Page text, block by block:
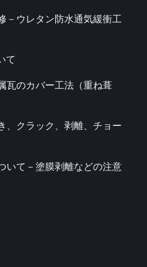
－ウレタン防水通気緩衝工
て
瓦のカバー工法（重ね葺
、クラック、剥離、チョー
いて－塗膜剥離などの注意